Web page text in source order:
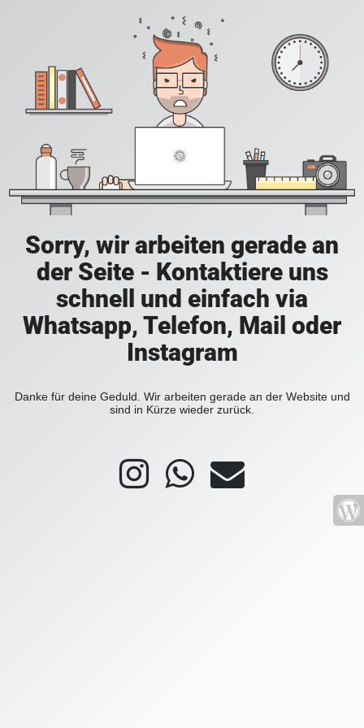
Sorry, wir arbeiten gerade an
der Seite - Kontaktiere uns
schnell und einfach via
Whatsapp, Telefon, Mail oder
Instagram
Danke für deine Geduld. Wir arbeiten gerade an der Website und
sind in Kürze wieder zurück.